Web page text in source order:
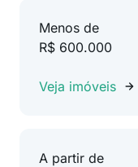
Menos de
R$ 600.000
Veja imóveis
A partir de